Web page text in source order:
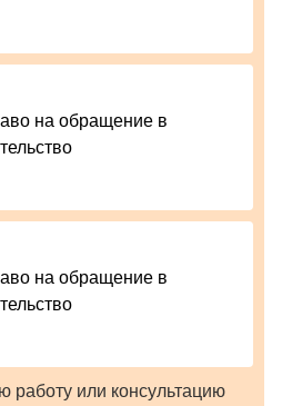
на обращение в
на обращение в
работу или консультацию